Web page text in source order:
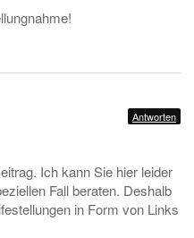
Antworten
Ich kann Sie hier leider
Fall beraten. Deshalb
in Form von Links